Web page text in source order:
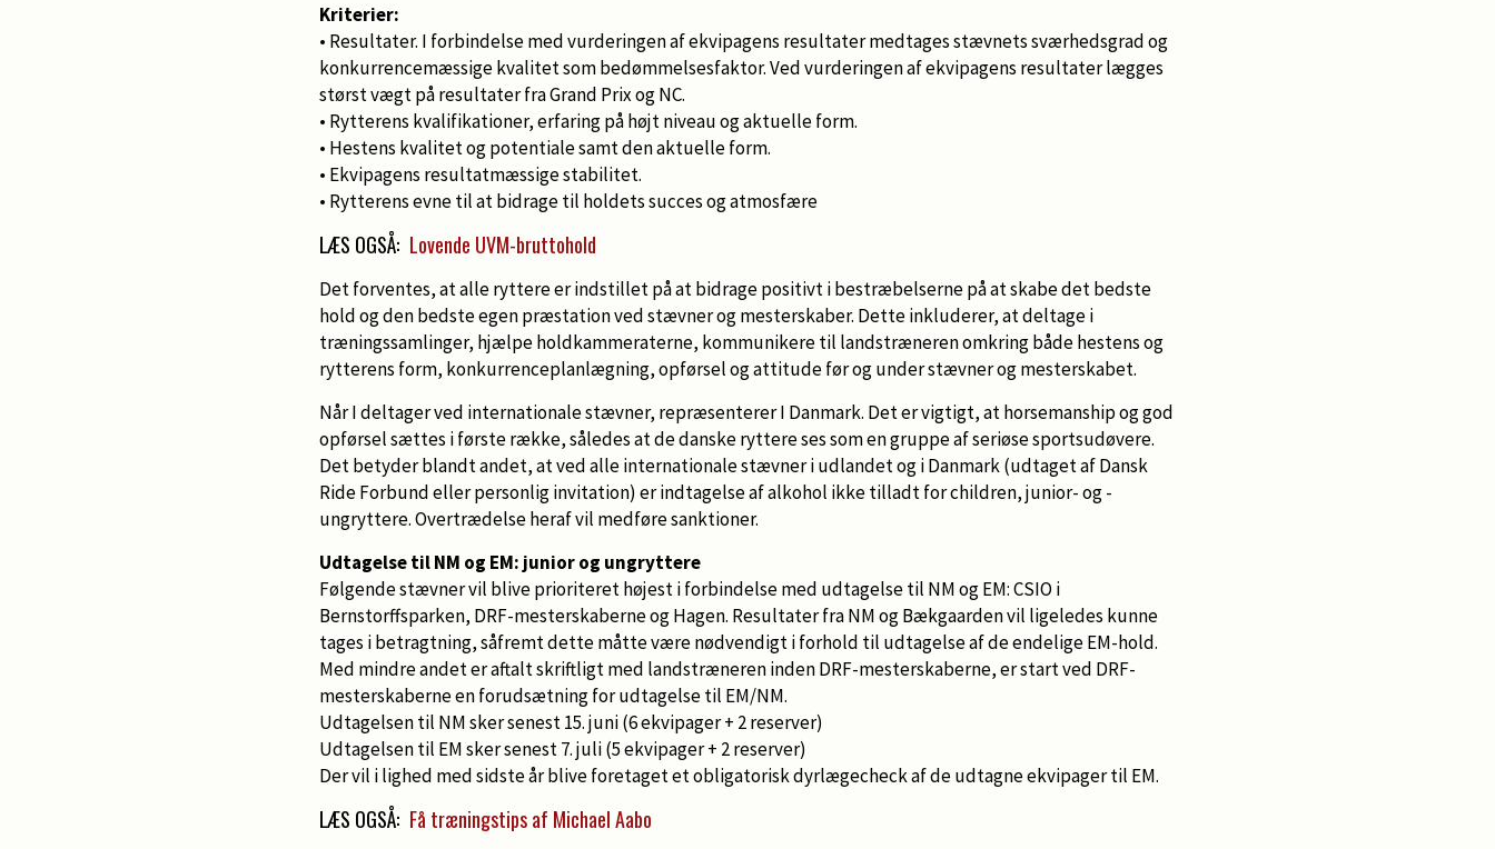
Kriterier:
• Resultater. I forbindelse med vurderingen af ekvipagens resultater medtages stævnets sværhedsgrad og
konkurrencemæssige kvalitet som bedømmelsesfaktor. Ved vurderingen af ekvipagens resultater lægges
størst vægt på resultater fra Grand Prix og NC.
• Rytterens kvalifikationer, erfaring på højt niveau og aktuelle form.
• Hestens kvalitet og potentiale samt den aktuelle form.
• Ekvipagens resultatmæssige stabilitet.
• Rytterens evne til at bidrage til holdets succes og atmosfære
LÆS OGSÅ: Lovende UVM-bruttohold
Det forventes, at alle ryttere er indstillet på at bidrage positivt i bestræbelserne på at skabe det bedste
hold og den bedste egen præstation ved stævner og mesterskaber. Dette inkluderer, at deltage i
træningssamlinger, hjælpe holdkammeraterne, kommunikere til landstræneren omkring både hestens og
rytterens form, konkurrenceplanlægning, opførsel og attitude før og under stævner og mesterskabet.
Når I deltager ved internationale stævner, repræsenterer I Danmark. Det er vigtigt, at horsemanship og god
opførsel sættes i første række, således at de danske ryttere ses som en gruppe af seriøse sportsudøvere.
Det betyder blandt andet, at ved alle internationale stævner i udlandet og i Danmark (udtaget af Dansk
Ride Forbund eller personlig invitation) er indtagelse af alkohol ikke tilladt for children, junior- og -
ungryttere. Overtrædelse heraf vil medføre sanktioner.
Udtagelse til NM og EM: junior og ungryttere
Følgende stævner vil blive prioriteret højest i forbindelse med udtagelse til NM og EM: CSIO i
Bernstorffsparken, DRF-mesterskaberne og Hagen. Resultater fra NM og Bækgaarden vil ligeledes kunne
tages i betragtning, såfremt dette måtte være nødvendigt i forhold til udtagelse af de endelige EM-hold.
Med mindre andet er aftalt skriftligt med landstræneren inden DRF-mesterskaberne, er start ved DRF-
mesterskaberne en forudsætning for udtagelse til EM/NM.
Udtagelsen til NM sker senest 15. juni (6 ekvipager + 2 reserver)
Udtagelsen til EM sker senest 7. juli (5 ekvipager + 2 reserver)
Der vil i lighed med sidste år blive foretaget et obligatorisk dyrlægecheck af de udtagne ekvipager til EM.
LÆS OGSÅ: Få træningstips af Michael Aabo